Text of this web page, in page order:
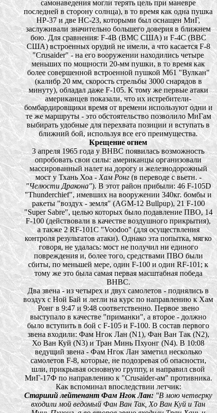
самонаведения могли терять цель при маневре
последней в сторону солнца), в то время как одна пушка
НР-37 и две НС-23, которыми был оснащен МиГ,
заслуживали значительно большего доверия в ближнем
бою. Для сравнения: F-4B (ВМC США) и F-4С (ВВС
США) встроенных орудий не имели, а что касается F-8
"Crusaider" - на его вооружении находились четыре
меньших по мощности 20-мм пушки, в то время как
более совершенной встроенной пушкой М61 "Вулкан"
(калибр 20 мм, скорость стрельбы 3000 снарядов в
минуту), обладал даже F-105. К тому же первые атаки
американцев показали, что их истребители-
бомбардировщики время от времени используют одни и
те же маршруты - это обстоятельство позволило МиГам
выбирать удобные для перехвата позиции и вступать в
ближний бой, используя все его преимущества.
Крещение огнем
3 апреля 1965 года у ВНВС появилась возможность
опробовать свои силы: американцы организовали
массированный налет на дорогу и железнодорожный
мост у Тхань Хоа -Хам Ронг(в переводе с вьетн. -
"Челюсти Дракона"). В этот район прибыли: 46 F-105D
"Thunderchief", имевших на вооружении 340кг. бомбы и
ракеты "воздух - земля" (AGM-12 Bullpup), 21 F-100
"Super Sabre", целью которых было подавление ПВО, 14
F-100 (действовали в качестве воздушного прикрытия),
а также 2 RF-101С "Voodoo" (для осуществления
контроля результатов атаки). Однако эта попытка, мягко
говоря, не удалась: мост не получил ни единого
повреждения и, более того, средствами ПВО были
сбиты, по меньшей мере, один F-100 и один RF-101; к
тому же это была самая первая масштабная победа
ВНВС.
Два звена - из четырех и двух самолетов - поднялись в
воздух с Ной Бай и легли на курс по направлению к Хам
Ронг в 9:47 и 9:48 соответственно. Первое звено
выступало в качестве "приманки", а второе - должно
было вступить в бой с F-105 и F-100. В состав первого
звена входили: Фам Нгок Лан (N1), Фан Ван Так (N2),
Хо Ван Куй (N3) и Тран Минь Пхуонг (N4). В 10:08
ведущий звена - Фам Нгок Лан заметил несколько
самолетов F-8, которые, не подозревая об опасности,
шли, прикрывая основную группу, и направил свой
МиГ-17Ф по направлению к "Crusaider-ам" противника.
Как вспоминал впоследствии летчик:
Старший лейтенант Фам Нгок Лан:"В мою четверку
входили мой ведомый Фан Ван Так, Хо Ван Куй и Тан